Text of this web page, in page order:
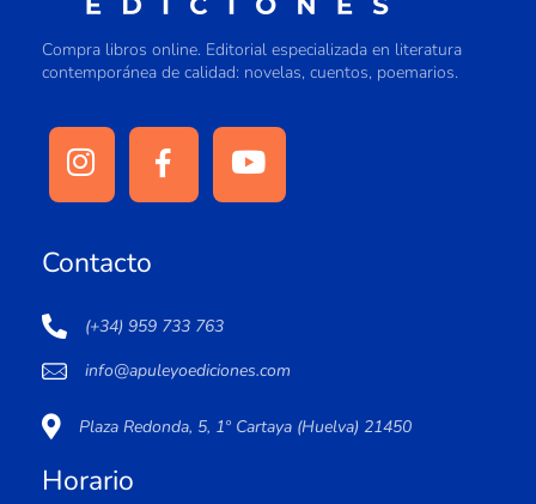
Compra libros online. Editorial especializada en literatura
contemporánea de calidad: novelas, cuentos, poemarios.
Contacto
(+34) 959 733 763
info@apuleyoediciones.com
Plaza Redonda, 5, 1º Cartaya (Huelva) 21450
Horario